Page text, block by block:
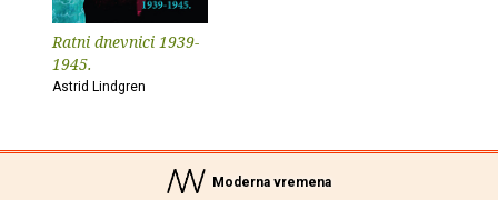
Ratni dnevnici 1939-
1945.
Astrid Lindgren
Moderna vremena